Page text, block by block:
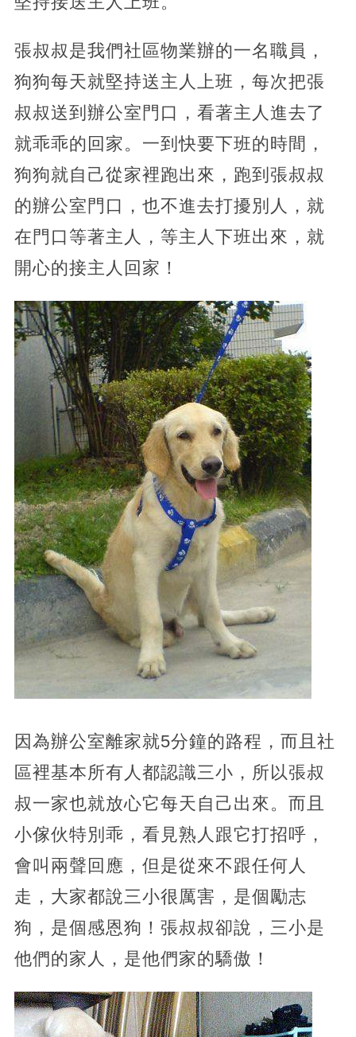
張叔叔是我們社區物業辦的一名職員，
狗狗每天就堅持送主人上班，每次把張
叔叔送到辦公室門口，看著主人進去了
就乖乖的回家。一到快要下班的時間，
狗狗就自己從家裡跑出來，跑到張叔叔
的辦公室門口，也不進去打擾別人，就
在門口等著主人，等主人下班出來，就
開心的接主人回家！
因為辦公室離家就5分鐘的路程，而且社
區裡基本所有人都認識三小，所以張叔
叔一家也就放心它每天自己出來。而且
小傢伙特別乖，看見熟人跟它打招呼，
會叫兩聲回應，但是從來不跟任何人
走，大家都說三小很厲害，是個勵志
狗，是個感恩狗！張叔叔卻說，三小是
他們的家人，是他們家的驕傲！